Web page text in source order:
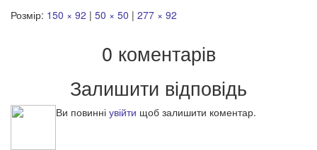
Розмір: 150 × 92 | 50 × 50 | 277 × 92
0 коментарів
Залишити відповідь
Ви повинні увійти щоб залишити коментар.